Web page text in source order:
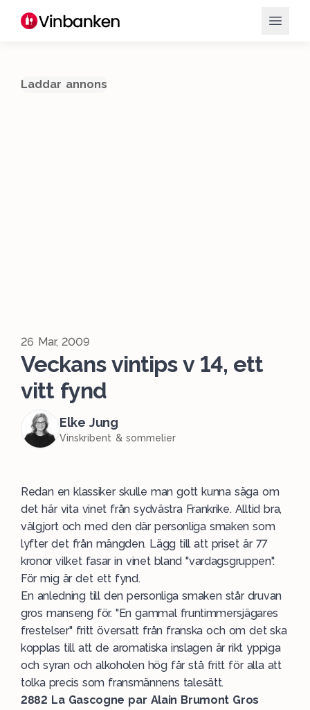
Laddar annons
26 Mar, 2009
Veckans vintips v 14, ett
vitt fynd
Elke Jung
Vinskribent & sommelier
Redan en klassiker skulle man gott kunna säga om
det här vita vinet från sydvästra Frankrike. Alltid bra,
välgjort och med den där personliga smaken som
lyfter det från mängden. Lägg till att priset är 77
kronor vilket fasar in vinet bland "vardagsgruppen".
För mig är det ett fynd.
En anledning till den personliga smaken står druvan
gros manseng för. "En gammal fruntimmersjägares
frestelser" fritt översatt från franska och om det ska
kopplas till att de aromatiska inslagen är rikt yppiga
och syran och alkoholen hög får stå fritt för alla att
tolka precis som fransmännens talesätt.
2882 La Gascogne par Alain Brumont Gros